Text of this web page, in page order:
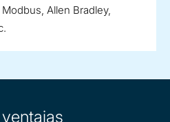
Allen Bradley,